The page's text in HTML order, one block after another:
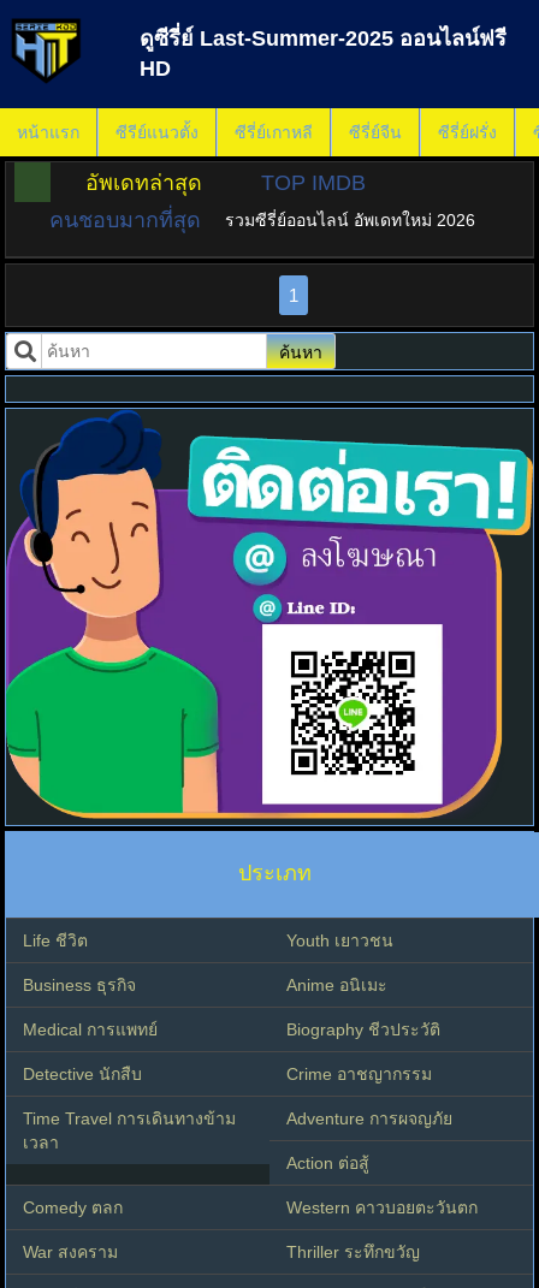
ดูซีรี่ย์ Last-Summer-2025 ออนไลน์ฟรี
HD
หน้าแรก ซีรีย์แนวตั้ง ซีรี่ย์เกาหลี ซีรี่ย์จีน ซีรี่ย์ฝรั่ง
อัพเดทล่าสุด
TOP IMDB
คนชอบมากที่สุด
รวมซีรี่ย์ออนไลน์ อัพเดทใหม่ 2026
1
ค้นหา
ประเภท
Life ชีวิต Youth เยาวชน
Business ธุรกิจ Anime อนิเมะ
Medical การแพทย์ Biography ชีวประวัติ
Detective นักสืบ Crime อาชญากรรม
Time Travel การเดินทางข้าม
เวลา
Adventure การผจญภัย
Action ต่อสู้
Comedy ตลก Western คาวบอยตะวันตก
War สงคราม Thriller ระทึกขวัญ